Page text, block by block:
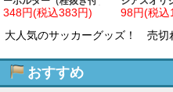
き） サッカーボール柄
348円(税込383円)
サイズのサ
単価７８円
98円(税込
大人気のサッカーグッズ！ 売切
おすすめ